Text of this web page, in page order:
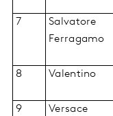
7
Salvatore
Ferragamo
8 Valentino
9 Versace